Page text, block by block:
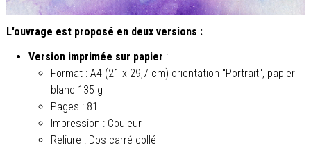
L'ouvrage est proposé en deux versions :
Version imprimée sur papier :
Format : A4 (21 x 29,7 cm) orientation "Portrait", papier
blanc 135 g
Pages : 81
Impression : Couleur
Reliure : Dos carré collé